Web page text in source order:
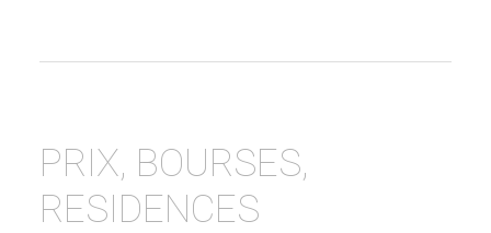
PRIX, BOURSES,
RESIDENCES